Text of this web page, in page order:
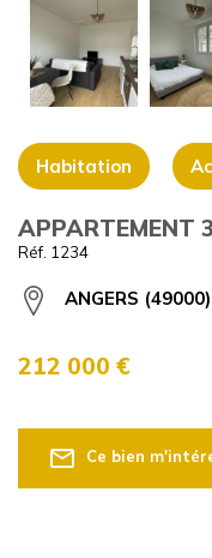
+
Habitation
APPARTEMENT
Réf. 1234
ANGERS (49000)
212 000 €
Ce bien